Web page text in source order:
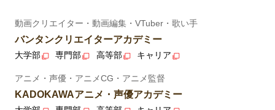
動画クリエイター・動画編集・VTuber・歌い手
バンタンクリエイターアカデミー
大学部 専門部 高等部 キャリア
アニメ・声優・アニメCG・アニメ監督
KADOKAWAアニメ・声優アカデミー